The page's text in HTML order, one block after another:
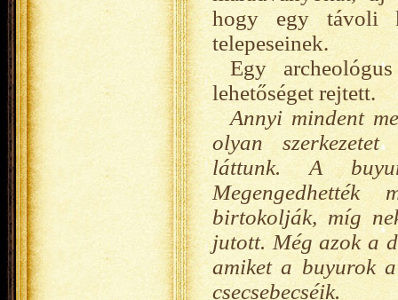
hogy egy távoli
telepeseinek.
Egy
lehetőséget rejtett.
Annyi mindent
olyan szerkezetet
láttunk. A
birtokolják, míg
jutott. Még azok a
amiket a buyurok
csecsebecséik.